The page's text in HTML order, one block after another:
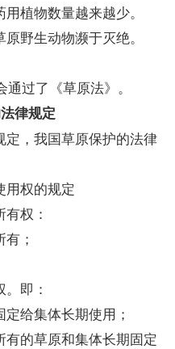
植物数量越来越少。
野生动物濒于灭绝。
过了《草原法》。
律规定
，我国草原保护的法律
权的规定
权：
；
即：
给集体长期使用；
的草原和集体长期固定